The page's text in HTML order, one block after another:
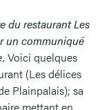
du restaurant Les
un communiqué
Voici quelques
(Les délices
Plainpalais); sa